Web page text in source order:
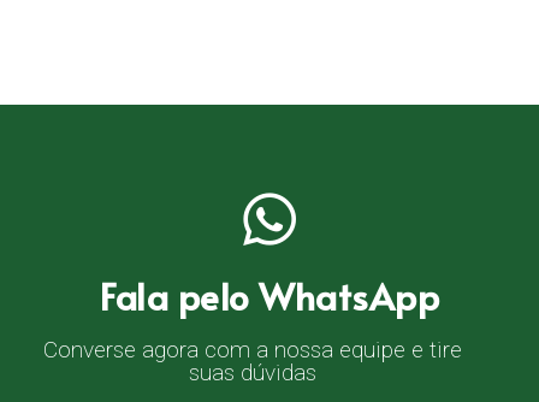
Fala pelo WhatsApp
Converse agora com a nossa equipe e tire
suas dúvidas